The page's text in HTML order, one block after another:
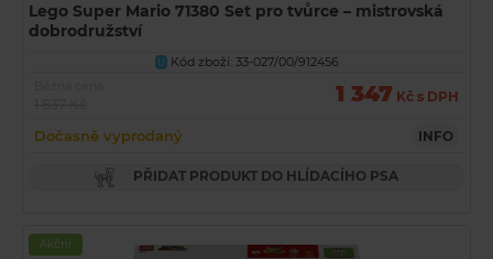
Lego Super Mario 71380 Set pro tvůrce – mistrovská
dobrodružství
U Kód zboží: 33-027/00/912456
1 347 Kč s DPH
Dočasně vyprodaný INFO
PŘIDAT PRODUKT DO HLÍDACÍHO PSA
Akční